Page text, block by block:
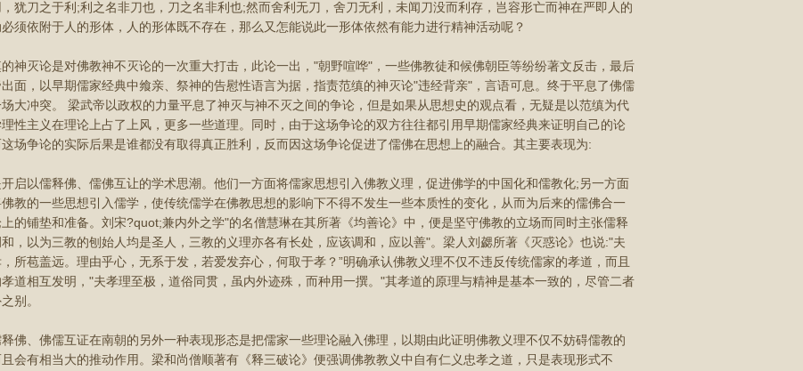
犹刀之于利;利之名非刀也，刀之名非利也;然而舍利无刀，舍刀无利，未闻刀没而利存，岂容形亡而神在严即人的
须依附于人的形体，人的形体既不存在，那么又怎能说此一形体依然有能力进行精神活动呢？
灭论是对佛教神不灭论的一次重大打击，此论一出，"朝野喧哗"，一些佛教徒和候佛朝臣等纷纷著文反击，最后
面，以早期儒家经典中飨亲、祭神的告慰性语言为据，指责范缜的神灭论"违经背亲"，言语可息。终于平息了佛儒
大冲突。 梁武帝以政权的力量平息了神灭与神不灭之间的争论，但是如果从思想史的观点看，无疑是以范缜为代
性主义在理论上占了上风，更多一些道理。同时，由于这场争论的双方往往都引用早期儒家经典来证明自己的论
这场争论的实际后果是谁都没有取得真正胜利，反而因这场争论促进了儒佛在思想上的融合。其主要表现为:
以儒释佛、儒佛互让的学术思潮。他们一方面将儒家思想引入佛教义理，促进佛学的中国化和儒教化;另一方面
教的一些思想引入儒学，使传统儒学在佛教思想的影响下不得不发生一些本质性的变化，从而为后来的儒佛合一
的铺垫和准备。刘宋?quot;兼内外之学"的名僧慧琳在其所著《均善论》中，便是坚守佛教的立场而同时主张儒释
，以为三教的刨始人均是圣人，三教的义理亦各有长处，应该调和，应以善"。梁人刘勰所著《灭惑论》也说:"夫
所苞盖远。理由乎心，无系于发，若爱发弃心，何取于孝？”明确承认佛教义理不仅不违反传统儒家的孝道，而且
道相互发明，"夫孝理至极，道俗同贯，虽内外迹殊，而种用一撰。"其孝道的原理与精神是基本一致的，尽管二者
别。
、佛儒互证在南朝的另外一种表现形态是把儒家一些理论融入佛理，以期由此证明佛教义理不仅不妨碍儒教的
会有相当大的推动作用。梁和尚僧顺著有《释三破论》便强调佛教教义中自有仁义忠孝之道，只是表现形式不